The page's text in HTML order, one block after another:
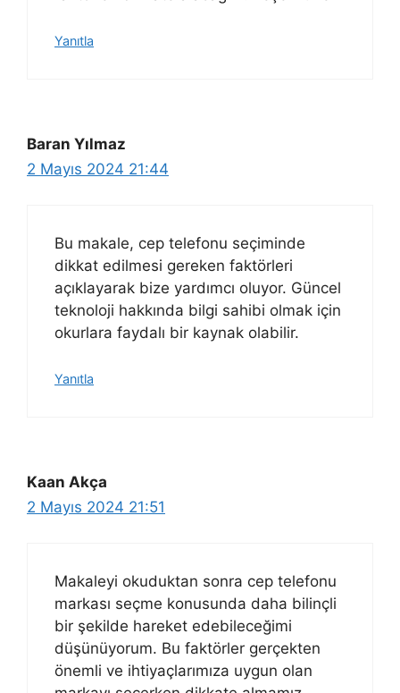
Yanıtla
Baran Yılmaz
2 Mayıs 2024 21:44
Bu makale, cep telefonu seçiminde
dikkat edilmesi gereken faktörleri
açıklayarak bize yardımcı oluyor. Güncel
teknoloji hakkında bilgi sahibi olmak için
okurlara faydalı bir kaynak olabilir.
Yanıtla
Kaan Akça
2 Mayıs 2024 21:51
Makaleyi okuduktan sonra cep telefonu
markası seçme konusunda daha bilinçli
bir şekilde hareket edebileceğimi
düşünüyorum. Bu faktörler gerçekten
önemli ve ihtiyaçlarımıza uygun olan